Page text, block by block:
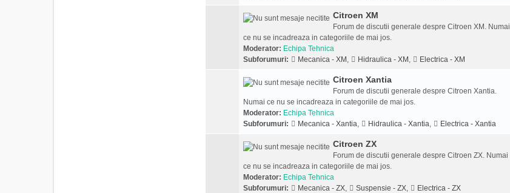
Citroen XM
Forum de discutii generale despre Citroen XM. Numai
ce nu se incadreaza in categoriile de mai jos.
Moderator: Echipa Tehnica
Subforumuri:
Mecanica - XM , Hidraulica - XM , Electrica - XM
Citroen Xantia
Forum de discutii generale despre Citroen Xantia.
Numai ce nu se incadreaza in categoriile de mai jos.
Moderator: Echipa Tehnica
Subforumuri:
Mecanica - Xantia, Hidraulica - Xantia, Electrica - Xantia
Citroen ZX
Forum de discutii generale despre Citroen ZX. Numai
ce nu se incadreaza in categoriile de mai jos.
Moderator: Echipa Tehnica
Subforumuri:
Mecanica - ZX, Suspensie - ZX, Electrica - ZX